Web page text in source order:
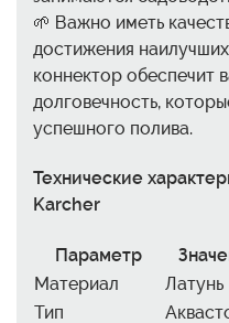
🌱 Важно иметь
достижения
коннектор обеспечит
долговечность,
успешного полива.
Технические
Karcher
Параметр
Материал
Латунь
Тип